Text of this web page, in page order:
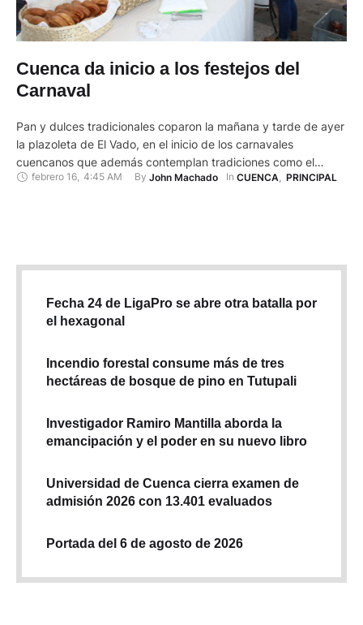
Cuenca da inicio a los festejos del
Carnaval
Pan y dulces tradicionales coparon la mañana y tarde de ayer
la plazoleta de El Vado, en el inicio de los carnavales
cuencanos que además contemplan tradiciones como el
“Jueves de compadres” y un desfile cultural. Bandas de
febrero 16, 4:45 AM By John Machado In CUENCA PRINCIPAL
Fecha 24 de LigaPro se abre otra batalla por
el hexagonal
Incendio forestal consume más de tres
hectáreas de bosque de pino en Tutupali
Investigador Ramiro Mantilla aborda la
emancipación y el poder en su nuevo libro
Universidad de Cuenca cierra examen de
admisión 2026 con 13.401 evaluados
Portada del 6 de agosto de 2026